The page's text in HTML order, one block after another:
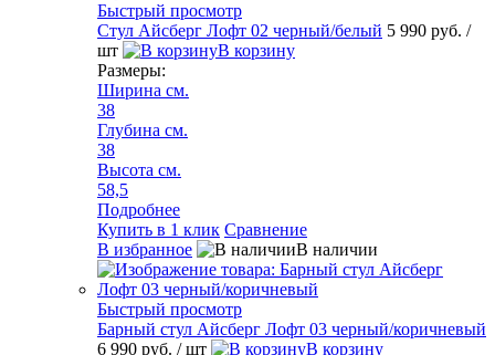
Быстрый просмотр
Стул Айсберг Лофт 02 черный/белый 5 990 руб. /
шт
В корзину
Размеры:
Ширина см.
38
Глубина см.
38
Высота см.
58,5
Подробнее
Купить в 1 клик Сравнение
В избранное
В наличии
Быстрый просмотр
Барный стул Айсберг Лофт 03 черный/коричневый
6 990 руб. / шт
В корзину